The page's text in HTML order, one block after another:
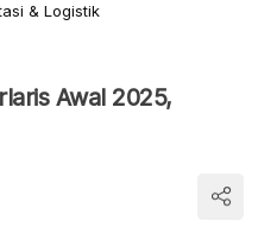
& Logistik
Awal 2025,